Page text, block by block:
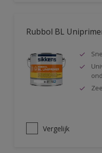
Rubbol BL
Vergelijk